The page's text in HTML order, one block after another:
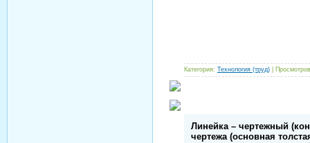
Категория: Технология (труд) |
Линейка – чертежный
чертежа (основная